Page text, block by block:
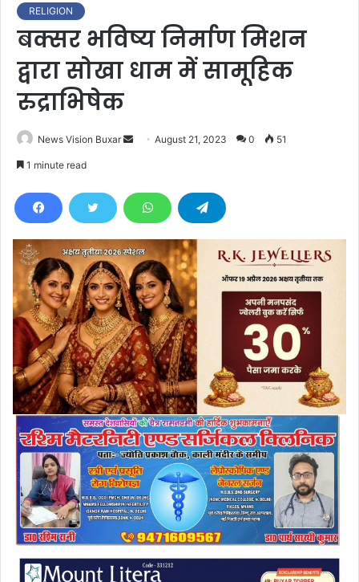
RELIGION
बक्सर भविष्य निर्माण मिशन
द्वारा सोखा धाम में सामूहिक
रुद्राभिषेक
News Vision Buxar
d
e
m
a
i
l
August 21, 2023 0 51
1 minute read